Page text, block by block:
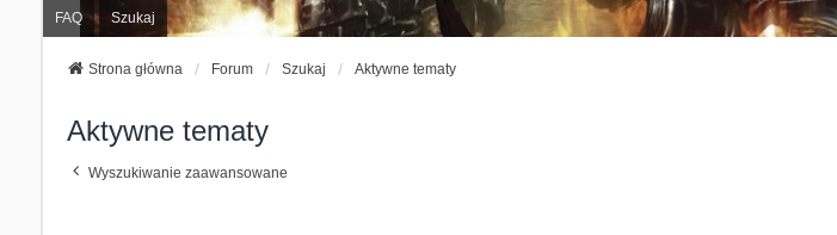
FAQ Szukaj
Strona główna Forum Szukaj Aktywne tematy
Aktywne tematy
Wyszukiwanie zaawansowane